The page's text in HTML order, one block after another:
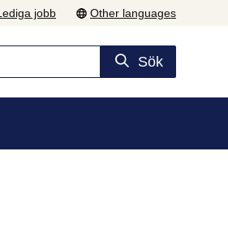
jobb Other languages
Sök